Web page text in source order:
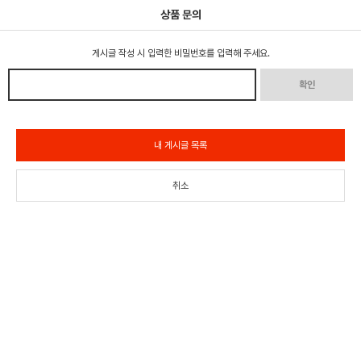
상품 문의
게시글 작성 시 입력한 비밀번호를 입력해 주세요.
확인
내 게시글 목록
취소